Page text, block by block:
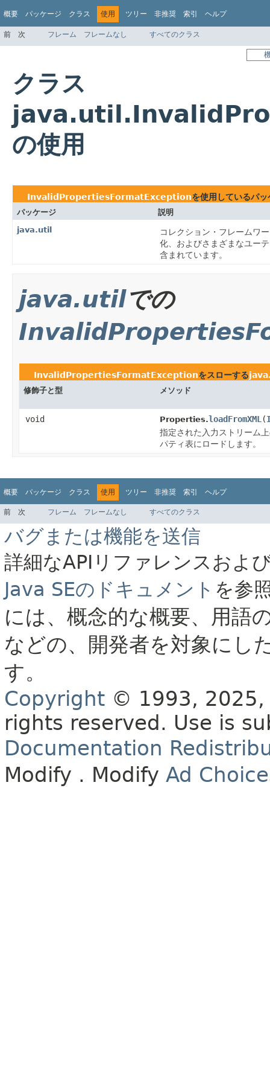
概要 パッケージ クラス 使用 ツリー 非推奨 索引 ヘルプ
前 次 フレーム フレームなし すべてのクラス
クラス
の使用
InvalidPropertiesFormatExceptionを使用しているパッ
パッケージ
説明
java.util
コレクション・フレームワ
化、およびさまざまなユー
含まれています。
java.utilでの
InvalidPropertiesFormatExceptionをスローする
修飾子と型 メソッド
void Properties.loadFromXML (
指定された入力ストリーム
パティ表にロードします。
概要 パッケージ クラス 使用 ツリー 非推奨 索引 ヘルプ
前 次 フレーム フレームなし すべてのクラス
バグまたは機能を送信
詳細なAPIリファレンスおよ
Java SEのドキュメント を参
には、概念的な概要、用語
などの、開発者を対象にし
す。
Copyright © 1993,
rights reserved. Use is
Documentation
Modify . Modify Ad